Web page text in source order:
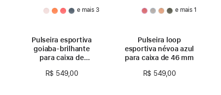
e mais 3
Pulseira esportiva
goiaba-brilhante
para caixa de
R$ 549,00
e mais 1
Pulseira loop
esportiva névoa azul
para caixa de 46 mm
R$ 549,00